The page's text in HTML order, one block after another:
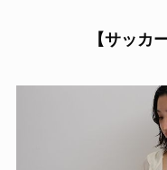
【サッカ